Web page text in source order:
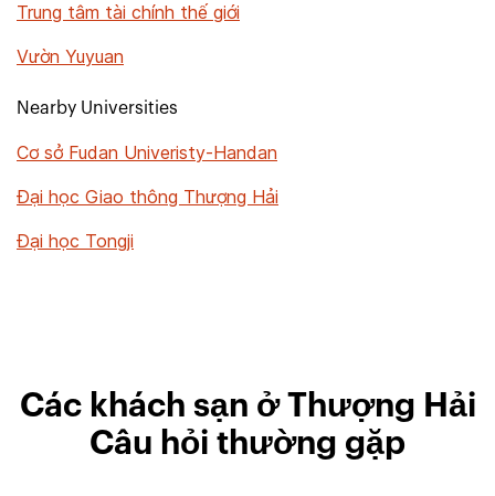
Trung tâm tài chính thế giới
Vườn Yuyuan
Nearby Universities
Cơ sở Fudan Univeristy-Handan
Đại học Giao thông Thượng Hải
Đại học Tongji
Các khách sạn ở Thượng Hải
Câu hỏi thường gặp